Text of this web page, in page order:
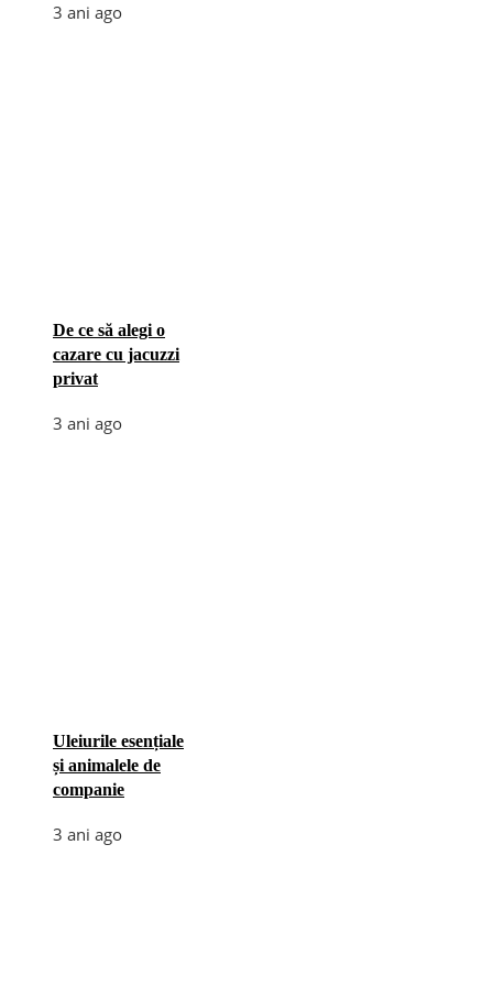
3 ani ago
De ce să alegi o
cazare cu jacuzzi
privat
3 ani ago
Uleiurile esențiale
și animalele de
companie
3 ani ago